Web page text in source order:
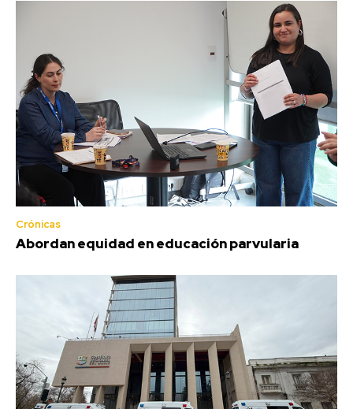
Crónicas
Abordan equidad en educación parvularia